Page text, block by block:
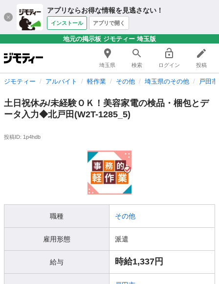
アプリならお得な情報を見逃さない！
インストール アプリで開く
地元の掲示板 ジモティー 埼玉版
埼玉県 検索 ログイン 投稿
ジモティー アルバイト 軽作業 その他 埼玉県のその他 戸田
土日祝休み/未経験ＯＫ！美容家電の検品・梱包とデ
ータ入力◆北戸田(W2T-1285_5)
投稿ID: 1p4hdb
職種 その他
雇用形態 派遣
給与 時給1,337円